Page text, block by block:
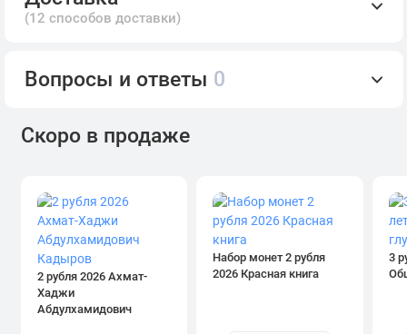
(12 способов доставки)
Вопросы и ответы 0
Скоро в продаже
2 рубля 2026 Ахмат-
Хаджи
Абдулхамидович
Набор монет 2 рубля
2026 Красная книга
3